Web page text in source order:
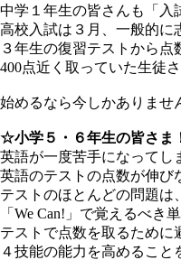
中学１年生の皆さんも「入
高校入試は３月、一般的に
３年生の復習テストから点
400点近く取っていた生徒
始めるなら今しかありませ
☆小学５・６年生の皆さま
英語が一度苦手になってし
英語のテストの点数が伸び
テストのほとんどの問題は
「We Can!」で覚えるべ
テストで点数を取るために
４技能の能力を高めること